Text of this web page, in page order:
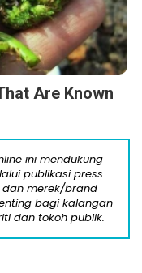
Are Known
ini mendukung
publikasi press
dan merek/brand
bagi kalangan
dan tokoh publik.